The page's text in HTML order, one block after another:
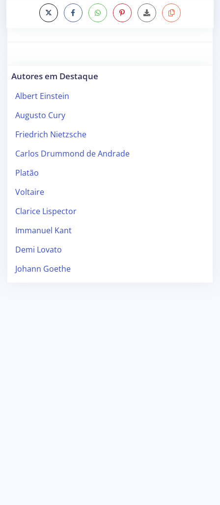
Autores em Destaque
Albert Einstein
Augusto Cury
Friedrich Nietzsche
Carlos Drummond de Andrade
Platão
Voltaire
Clarice Lispector
Immanuel Kant
Demi Lovato
Johann Goethe